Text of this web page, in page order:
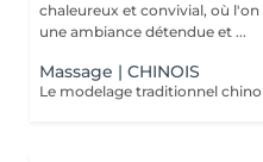
chaleureux et convivial, où
une ambiance détendue et ...
Massage | CHINOIS